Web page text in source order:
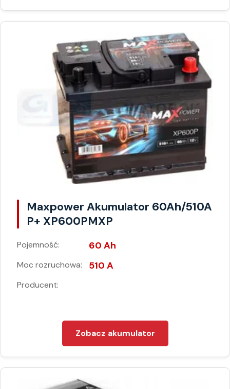
Maxpower Akumulator 60Ah/510A
P+ XP600PMXP
Pojemność: 60 Ah
Moc rozruchowa: 510 A
Producent:
Zobacz akumulator